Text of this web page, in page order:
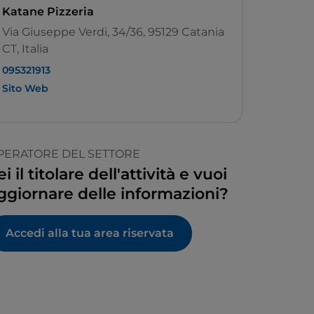
Katane Pizzeria
Via Giuseppe Verdi, 34/36, 95129 Catania
CT, Italia
095321913
Sito Web
DEL SETTORE
il titolare dell'attività e vuoi
delle informazioni?
Accedi alla tua area riservata